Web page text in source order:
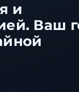
и
Ваш